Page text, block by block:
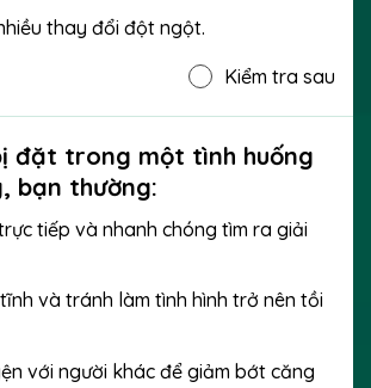
thay đổi đột ngột.
Kiểm tra sau
đặt trong một tình huống
bạn thường:
tiếp và nhanh chóng tìm ra giải
và tránh làm tình hình trở nên tồi
với người khác để giảm bớt căng